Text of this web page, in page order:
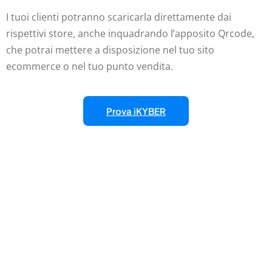
I tuoi clienti potranno scaricarla direttamente dai
rispettivi store, anche inquadrando l’apposito Qrcode,
che potrai mettere a disposizione nel tuo sito
ecommerce o nel tuo punto vendita.
Prova iKYBER